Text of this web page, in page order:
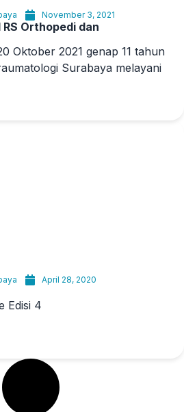
November 3, 2021
RS Orthopedi dan
Oktober 2021 genap 11 tahun
Surabaya melayani
April 28, 2020
Edisi 4